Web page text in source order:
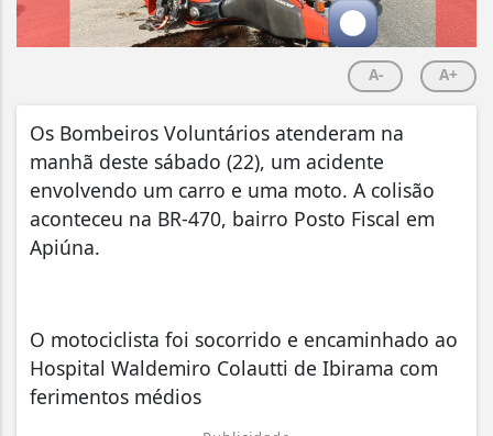
A- A+
Os Bombeiros Voluntários atenderam na
manhã deste sábado (22), um acidente
envolvendo um carro e uma moto. A colisão
aconteceu na BR-470, bairro Posto Fiscal em
Apiúna.
O motociclista foi socorrido e encaminhado ao
Hospital Waldemiro Colautti de Ibirama com
ferimentos médios